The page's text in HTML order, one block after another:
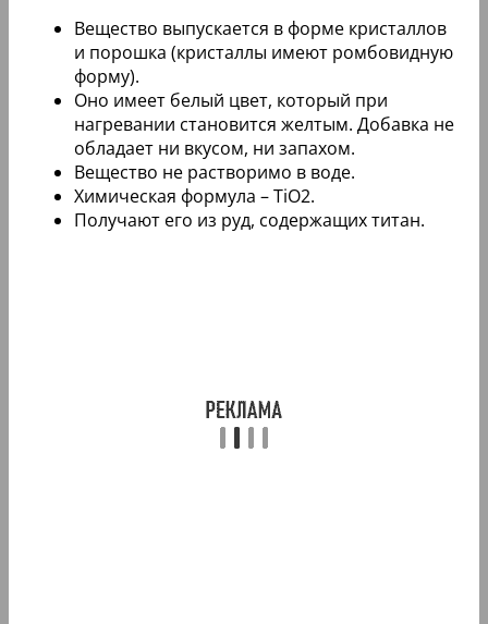
Вещество выпускается в форме кристаллов
и порошка (кристаллы имеют ромбовидную
форму).
Оно имеет белый цвет, который при
нагревании становится желтым. Добавка не
обладает ни вкусом, ни запахом.
Вещество не растворимо в воде.
Химическая формула – TiO2.
Получают его из руд, содержащих титан.